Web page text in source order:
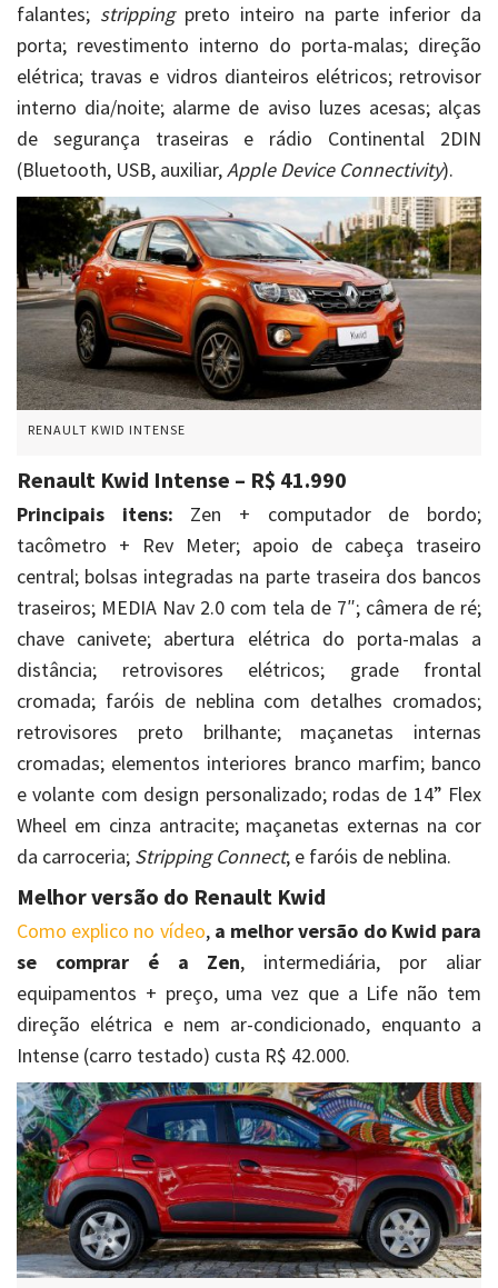
falantes; strippingpreto inteiro na parte inferior da
porta; revestimento interno do porta-malas; direção
elétrica; travas e vidros dianteiros elétricos; retrovisor
interno dia/noite; alarme de aviso luzes acesas; alças
de segurança traseiras e rádio Continental 2DIN
(Bluetooth, USB, auxiliar,Apple Device Connectivity).
RENAULT KWID INTENSE
Renault Kwid Intense – R$ 41.990
Principais itens: Zen + computador de bordo;
tacômetro + Rev Meter; apoio de cabeça traseiro
central; bolsas integradas na parte traseira dos bancos
traseiros; MEDIA Nav 2.0 com tela de 7″; câmera de ré;
chave canivete; abertura elétrica do porta-malas a
distância; retrovisores elétricos; grade frontal
cromada; faróis de neblina com detalhes cromados;
retrovisores preto brilhante; maçanetas internas
cromadas; elementos interiores branco marfim; banco
e volante com design personalizado; rodas de 14” Flex
Wheel em cinza antracite; maçanetas externas na cor
da carroceria; Stripping Connect; e faróis de neblina.
Melhor versão do Renault Kwid
Como explico no vídeo, a melhor versão do Kwid para
se comprar é a Zen, intermediária, por aliar
equipamentos + preço, uma vez que a Life não tem
direção elétrica e nem ar-condicionado, enquanto a
Intense (carro testado) custa R$ 42.000.